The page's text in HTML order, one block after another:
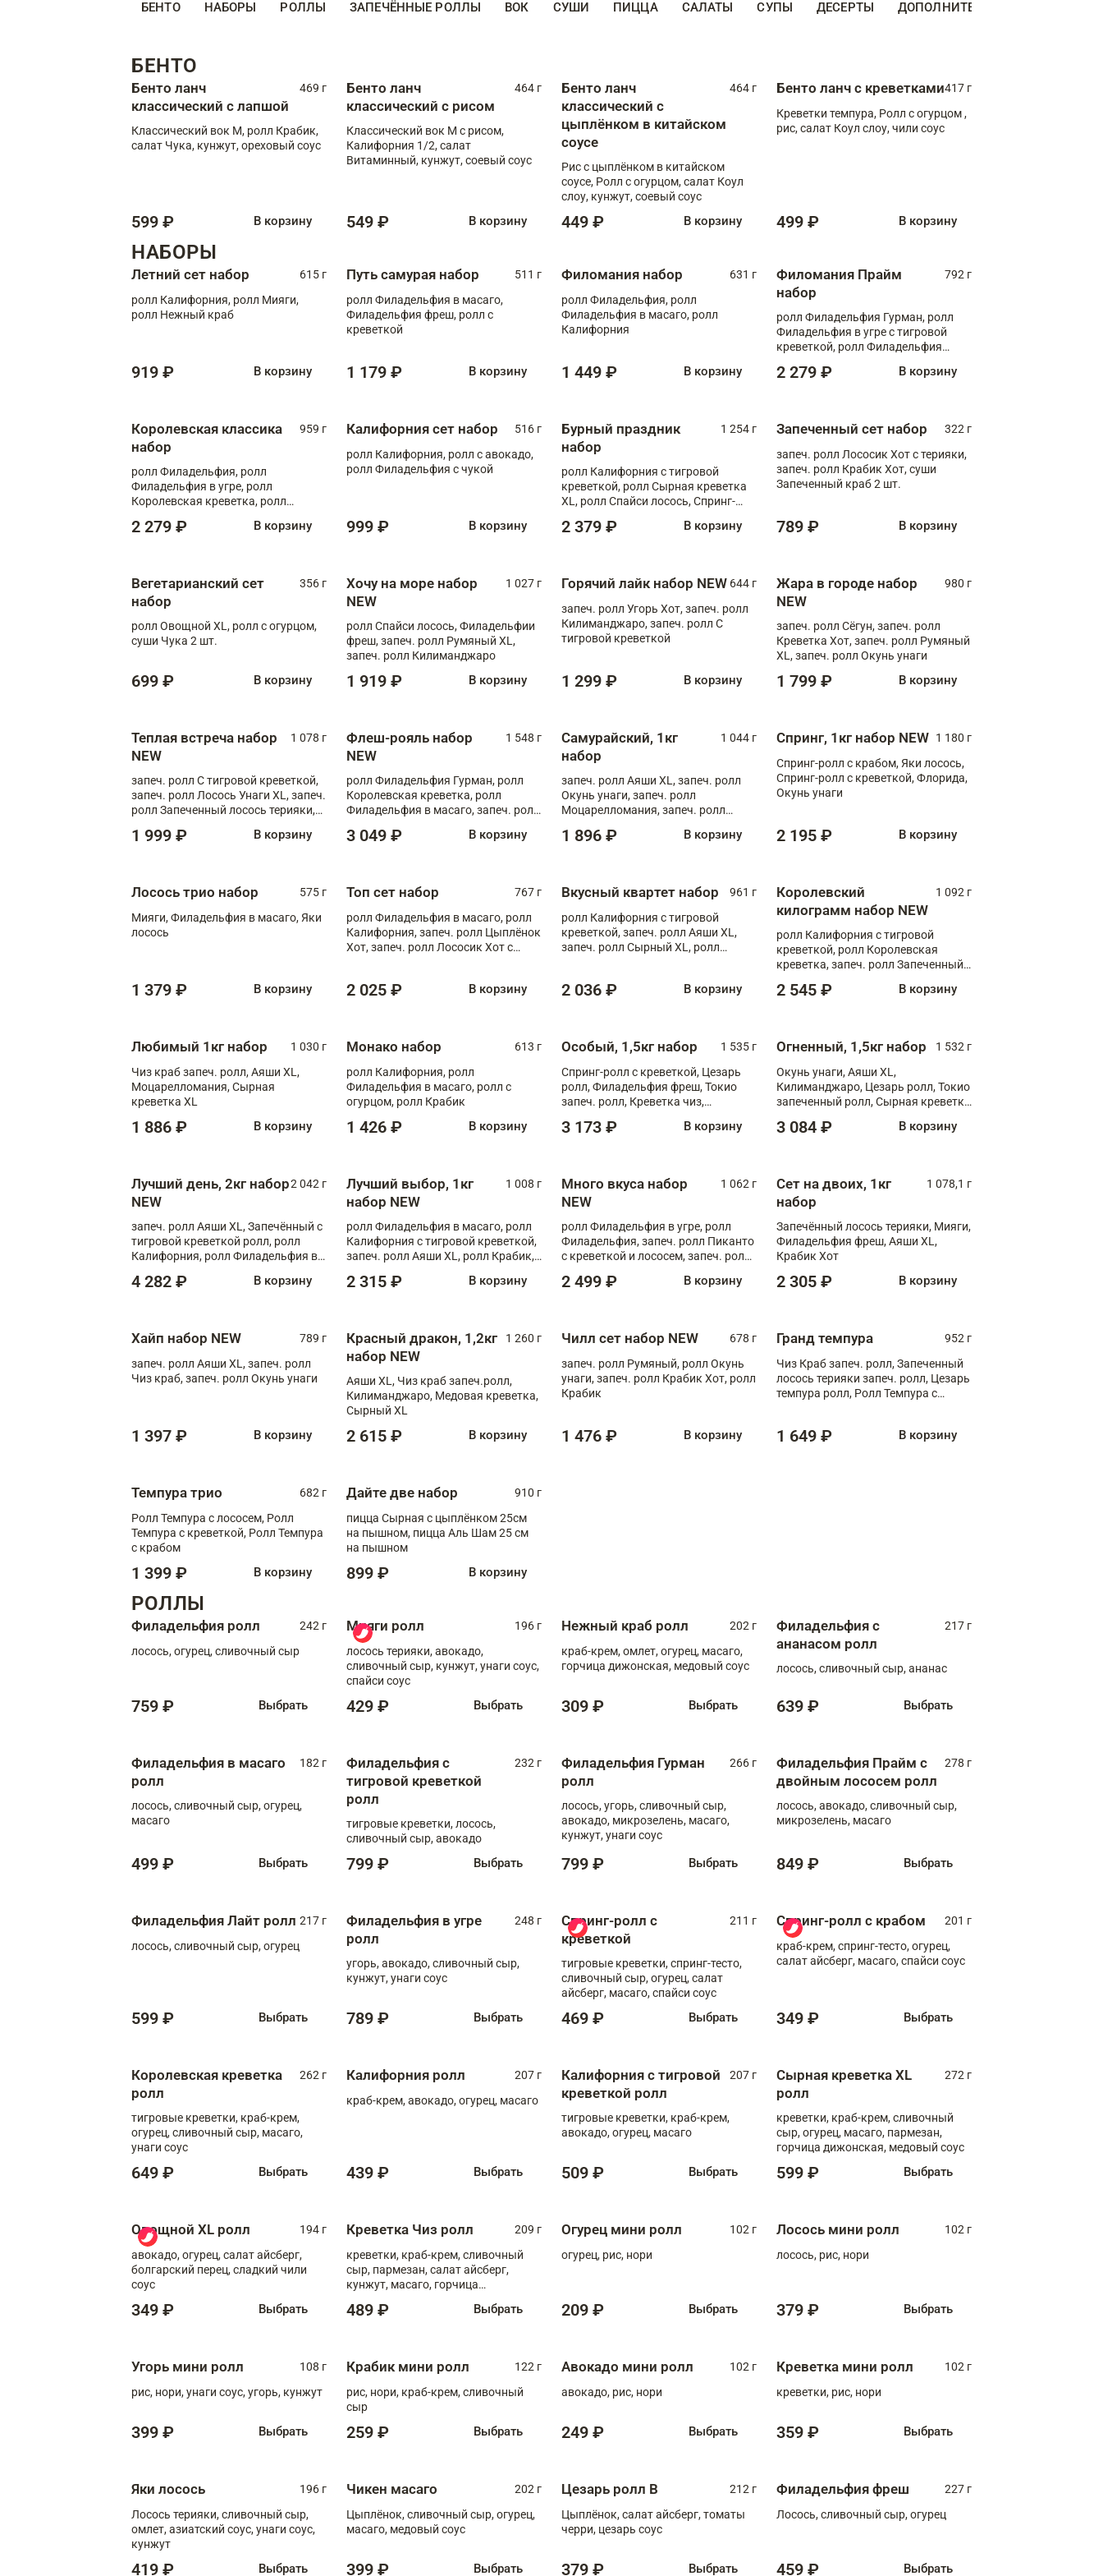
БЕНТО НАБОРЫ РОЛЛЫ ЗАПЕЧЁННЫЕ РОЛЛЫ ВОК СУШИ ПИЦЦА САЛАТЫ СУПЫ ДЕСЕРТЫ ДОПОЛНИТЕЛЬНО
БЕНТО
Бенто ланч
классический с лапшой
469 г
Классический вок М, ролл Крабик,
салат Чука, кунжут, ореховый соус
599 ₽ В корзину
Бенто ланч
классический с рисом
464 г
Классический вок М с рисом,
Калифорния 1/2, салат
Витаминный, кунжут, соевый соус
549 ₽ В корзину
Бенто ланч
классический с
цыплёнком в китайском
соусе
464 г
Рис с цыплёнком в китайском
соусе, Ролл с огурцом, салат Коул
слоу, кунжут, соевый соус
449 ₽ В корзину
Бенто ланч с креветками417 г
Креветки темпура, Ролл с огурцом ,
рис, салат Коул слоу, чили соус
499 ₽ В корзину
НАБОРЫ
Летний сет набор
615 г
ролл Калифорния, ролл Мияги,
ролл Нежный краб
919 ₽ В корзину
Путь самурая набор
511 г
ролл Филадельфия в масаго,
Филадельфия фреш, ролл с
креветкой
1 179 ₽ В корзину
Филомания набор
631 г
ролл Филадельфия, ролл
Филадельфия в масаго, ролл
Калифорния
1 449 ₽ В корзину
Филомания Прайм
набор
792 г
ролл Филадельфия Гурман, ролл
Филадельфия в угре с тигровой
креветкой, ролл Филадельфия
2 279 ₽ В корзину
Королевская классика
набор
959 г
ролл Филадельфия, ролл
Филадельфия в угре, ролл
Королевская креветка, ролл
2 279 ₽ В корзину
Калифорния сет набор
516 г
ролл Калифорния, ролл с авокадо,
ролл Филадельфия с чукой
999 ₽ В корзину
Бурный праздник
набор
1 254 г
ролл Калифорния с тигровой
креветкой, ролл Сырная креветка
XL, ролл Спайси лосось, Спринг-
Медовая креветка
2 379 ₽ В корзину
Запеченный сет набор
322 г
запеч. ролл Лососик Хот с терияки,
запеч. ролл Крабик Хот, суши
Запеченный краб 2 шт.
789 ₽ В корзину
Вегетарианский сет
набор
356 г
ролл Овощной XL, ролл с огурцом,
суши Чука 2 шт.
699 ₽ В корзину
Хочу на море набор
NEW
1 027 г
ролл Спайси лосось, Филадельфии
фреш, запеч. ролл Румяный XL,
запеч. ролл Килиманджаро
1 919 ₽ В корзину
Горячий лайк набор NEW 644 г
запеч. ролл Угорь Хот, запеч. ролл
Килиманджаро, запеч. ролл С
тигровой креветкой
1 299 ₽ В корзину
Жара в городе набор
NEW
980 г
запеч. ролл Сёгун, запеч. ролл
Креветка Хот, запеч. ролл Румяный
XL, запеч. ролл Окунь унаги
1 799 ₽ В корзину
Теплая встреча набор
NEW
1 078 г
запеч. ролл С тигровой креветкой,
запеч. ролл Лосось Унаги XL, запеч.
ролл Запеченный лосось терияки,
1 999 ₽ В корзину
Флеш-рояль набор
NEW
1 548 г
ролл Филадельфия Гурман, ролл
Королевская креветка, ролл
Филадельфия в масаго, запеч. ролл
Тигровая креветка с моцареллой,
3 049 ₽ В корзину
Самурайский, 1кг
набор
1 044 г
запеч. ролл Аяши XL, запеч. ролл
Окунь унаги, запеч. ролл
Моцарелломания, запеч. ролл
1 896 ₽ В корзину
Спринг, 1кг набор NEW 1 180 г
Спринг-ролл с крабом, Яки лосось,
Спринг-ролл с креветкой, Флорида,
Окунь унаги
2 195 ₽ В корзину
Лосось трио набор
575 г
Мияги, Филадельфия в масаго, Яки
лосось
1 379 ₽ В корзину
Топ сет набор
767 г
ролл Филадельфия в масаго, ролл
Калифорния, запеч. ролл Цыплёнок
Хот, запеч. ролл Лососик Хот с
2 025 ₽ В корзину
Вкусный квартет набор
961 г
ролл Калифорния с тигровой
креветкой, запеч. ролл Аяши XL,
запеч. ролл Сырный XL, ролл
2 036 ₽ В корзину
Королевский
килограмм набор NEW
1 092 г
ролл Калифорния с тигровой
креветкой, ролл Королевская
креветка, запеч. ролл Запеченный
XL, запеч. ролл Крабик Хот
2 545 ₽ В корзину
Любимый 1кг набор
1 030 г
Чиз краб запеч. ролл, Аяши XL,
Моцарелломания, Сырная
креветка XL
1 886 ₽ В корзину
Монако набор
613 г
ролл Калифорния, ролл
Филадельфия в масаго, ролл с
огурцом, ролл Крабик
1 426 ₽ В корзину
Особый, 1,5кг набор
1 535 г
Спринг-ролл с креветкой, Цезарь
ролл, Филадельфия фреш, Токио
запеч. ролл, Креветка чиз,
Флорида
3 173 ₽ В корзину
Огненный, 1,5кг набор
1 532 г
Окунь унаги, Аяши XL,
Килиманджаро, Цезарь ролл, Токио
запеченный ролл, Сырная креветка
3 084 ₽ В корзину
Лучший день, 2кг набор
NEW
2 042 г
запеч. ролл Аяши XL, Запечённый с
тигровой креветкой ролл, ролл
Калифорния, ролл Филадельфия в
запеч. ролл Моцарелломания, ролл
4 282 ₽ В корзину
Лучший выбор, 1кг
набор NEW
1 008 г
ролл Филадельфия в масаго, ролл
Калифорния с тигровой креветкой,
запеч. ролл Аяши XL, ролл Крабик,
2 315 ₽ В корзину
Много вкуса набор
NEW
1 062 г
ролл Филадельфия в угре, ролл
Филадельфия, запеч. ролл Пиканто
с креветкой и лососем, запеч. ролл
2 499 ₽ В корзину
Сет на двоих, 1кг
набор
1 078,1 г
Запечённый лосось терияки, Мияги,
Филадельфия фреш, Аяши XL,
Крабик Хот
2 305 ₽ В корзину
Хайп набор NEW
789 г
запеч. ролл Аяши XL, запеч. ролл
Чиз краб, запеч. ролл Окунь унаги
1 397 ₽ В корзину
Красный дракон, 1,2кг
набор NEW
1 260 г
Аяши XL, Чиз краб запеч.ролл,
Килиманджаро, Медовая креветка,
Сырный XL
2 615 ₽ В корзину
Чилл сет набор NEW
678 г
запеч. ролл Румяный, ролл Окунь
унаги, запеч. ролл Крабик Хот, ролл
Крабик
1 476 ₽ В корзину
Гранд темпура
952 г
Чиз Краб запеч. ролл, Запеченный
лосось терияки запеч. ролл, Цезарь
темпура ролл, Ролл Темпура с
1 649 ₽ В корзину
Темпура трио
682 г
Ролл Темпура с лососем, Ролл
Темпура с креветкой, Ролл Темпура
с крабом
1 399 ₽ В корзину
Дайте две набор
910 г
пицца Сырная с цыплёнком 25см
на пышном, пицца Аль Шам 25 см
на пышном
899 ₽ В корзину
РОЛЛЫ
Филадельфия ролл
242 г
лосось, огурец, сливочный сыр
759 ₽ Выбрать
Мияги ролл
196 г
лосось терияки, авокадо,
сливочный сыр, кунжут, унаги соус,
спайси соус
429 ₽ Выбрать
Нежный краб ролл
202 г
краб-крем, омлет, огурец, масаго,
горчица дижонская, медовый соус
309 ₽ Выбрать
Филадельфия с
ананасом ролл
217 г
лосось, сливочный сыр, ананас
639 ₽ Выбрать
Филадельфия в масаго
ролл
182 г
лосось, сливочный сыр, огурец,
масаго
499 ₽ Выбрать
Филадельфия с
тигровой креветкой
ролл
232 г
тигровые креветки, лосось,
сливочный сыр, авокадо
799 ₽ Выбрать
Филадельфия Гурман
ролл
266 г
лосось, угорь, сливочный сыр,
авокадо, микрозелень, масаго,
кунжут, унаги соус
799 ₽ Выбрать
Филадельфия Прайм с
двойным лососем ролл
278 г
лосось, авокадо, сливочный сыр,
микрозелень, масаго
849 ₽ Выбрать
Филадельфия Лайт ролл 217 г
лосось, сливочный сыр, огурец
599 ₽ Выбрать
Филадельфия в угре
ролл
248 г
угорь, авокадо, сливочный сыр,
кунжут, унаги соус
789 ₽ Выбрать
Спринг-ролл с
креветкой
211 г
тигровые креветки, спринг-тесто,
сливочный сыр, огурец, салат
айсберг, масаго, спайси соус
469 ₽ Выбрать
Спринг-ролл с крабом
201 г
краб-крем, спринг-тесто, огурец,
салат айсберг, масаго, спайси соус
349 ₽ Выбрать
Королевская креветка
ролл
262 г
тигровые креветки, краб-крем,
огурец, сливочный сыр, масаго,
унаги соус
649 ₽ Выбрать
Калифорния ролл
207 г
краб-крем, авокадо, огурец, масаго
439 ₽ Выбрать
Калифорния с тигровой
креветкой ролл
207 г
тигровые креветки, краб-крем,
авокадо, огурец, масаго
509 ₽ Выбрать
Сырная креветка XL
ролл
272 г
креветки, краб-крем, сливочный
сыр, огурец, масаго, пармезан,
горчица дижонская, медовый соус
599 ₽ Выбрать
Овощной XL ролл
194 г
авокадо, огурец, салат айсберг,
болгарский перец, сладкий чили
соус
349 ₽ Выбрать
Креветка Чиз ролл
209 г
креветки, краб-крем, сливочный
сыр, пармезан, салат айсберг,
кунжут, масаго, горчица
489 ₽ Выбрать
Огурец мини ролл
102 г
огурец, рис, нори
209 ₽ Выбрать
Лосось мини ролл
102 г
лосось, рис, нори
379 ₽ Выбрать
Угорь мини ролл
108 г
рис, нори, унаги соус, угорь, кунжут
399 ₽ Выбрать
Крабик мини ролл
122 г
рис, нори, краб-крем, сливочный
сыр
259 ₽ Выбрать
Авокадо мини ролл
102 г
авокадо, рис, нори
249 ₽ Выбрать
Креветка мини ролл
102 г
креветки, рис, нори
359 ₽ Выбрать
Яки лосось
196 г
Лосось терияки, сливочный сыр,
омлет, азиатский соус, унаги соус,
кунжут
419 ₽ Выбрать
Чикен масаго
202 г
Цыплёнок, сливочный сыр, огурец,
масаго, медовый соус
399 ₽ Выбрать
Цезарь ролл В
212 г
Цыплёнок, салат айсберг, томаты
черри, цезарь соус
379 ₽ Выбрать
Филадельфия фреш
227 г
Лосось, сливочный сыр, огурец
459 ₽ Выбрать